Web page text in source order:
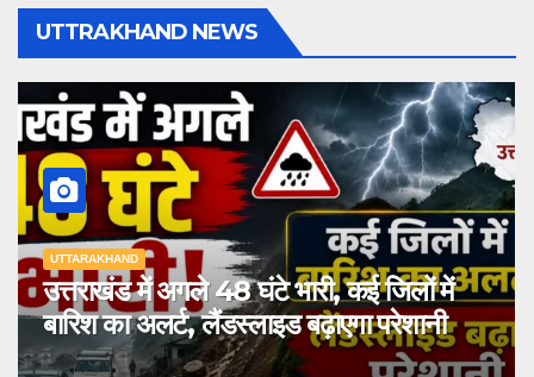
UTTRAKHAND NEWS
UTTARAKHAND
उत्तराखंड में अगले 48 घंटे भारी, कई जिलों में
बारिश का अलर्ट, लैंडस्लाइड बढ़ाएगा परेशानी